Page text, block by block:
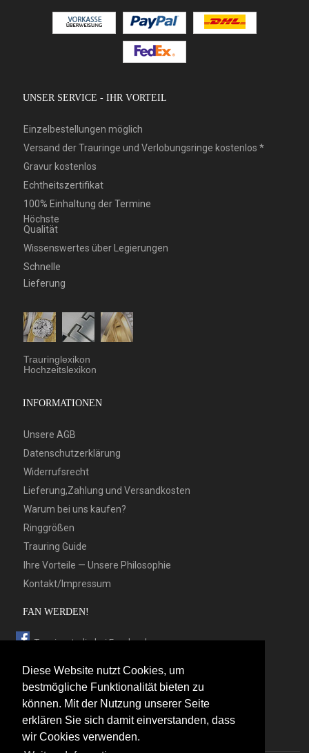
Diese Website nutzt Cookies, um
bestmögliche Funktionalität bieten zu
können. Mit der Nutzung unserer Seite
erklären Sie sich damit einverstanden, dass
wir Cookies verwenden.
UNSER SERVICE - IHR VORTEIL
Einzelbestellungen möglich
Versand der Trauringe und Verlobungsringe kostenlos *
Gravur kostenlos
Echtheitszertifikat
100% Einhaltung der Termine
Höchste
Qualität
Wissenswertes über Legierungen
Schnelle
Lieferung
Trauringlexikon
Hochzeitslexikon
INFORMATIONEN
Unsere AGB
Datenschutzerklärung
Widerrufsrecht
Lieferung,Zahlung und Versandkosten
Warum bei uns kaufen?
Ringgrößen
Trauring Guide
Ihre Vorteile — Unsere Philosophie
Kontakt/Impressum
FAN WERDEN!
Trauringstudio bei Facebook
Trauringstudio bei Twitter
Trauringstudio bei Pinterest
Trauringstudio bei flickr